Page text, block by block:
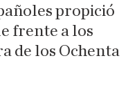
propició
frente a los
de los Ochenta